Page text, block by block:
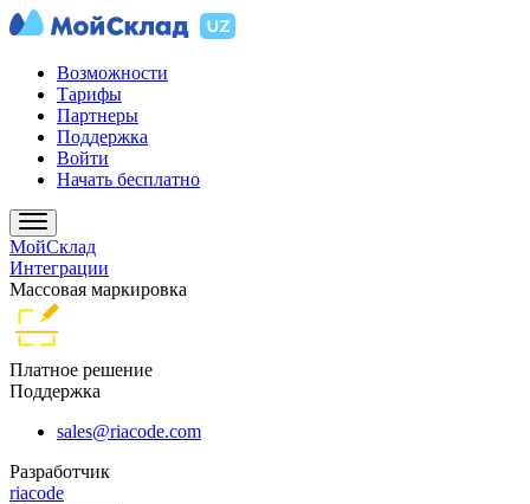
Возможности
Тарифы
Партнеры
Поддержка
Войти
Начать бесплатно
МойСклад
Интеграции
Массовая маркировка
Платное решение
Поддержка
sales@riacode.com
Разработчик
riacode